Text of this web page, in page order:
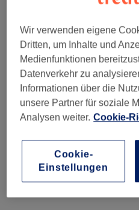
Salonbewertungen
5,0
Ambiente
Wir verwenden eigene
Dritten, um Inhalte und
Medienfunktionen
Datenverkehr zu
Informationen über die
unsere Partner für soziale
Analysen weiter. Cookie-
Cookie-
Einstellungen